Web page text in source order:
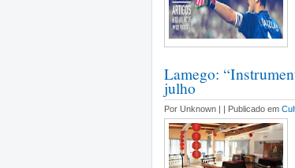
Lamego:
julho
Por Unknown | | Publicado em